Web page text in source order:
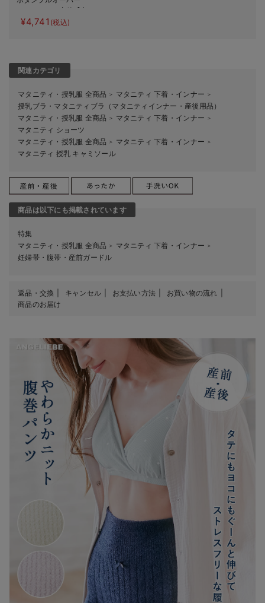
マタニティ・産後【出
産後も長く使える】
¥4,741 (税込)
関連カテゴリ
マタニティ・授乳服 全商品 ＞ マタニティ 下着・インナー ＞
授乳ブラ・マタニティブラ（マタニティインナー・産後用品）
マタニティ・授乳服 全商品 ＞ マタニティ 下着・インナー ＞
マタニティ ショーツ
マタニティ・授乳服 全商品 ＞ マタニティ 下着・インナー ＞
マタニティ 授乳 キャミソール
商品は以下にも掲載されています
特集
マタニティ・授乳服 全商品 ＞ マタニティ 下着・インナー ＞
妊婦帯・腹帯・産前ガードル
返品・交換 キャンセル お支払い方法
お買い物の流れ
商品のお届け